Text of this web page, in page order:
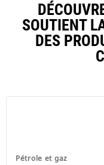
SOUTIENT
DES
Pétrole et gaz